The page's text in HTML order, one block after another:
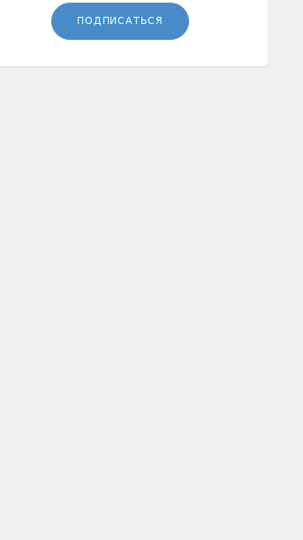
ПОДПИСАТЬСЯ